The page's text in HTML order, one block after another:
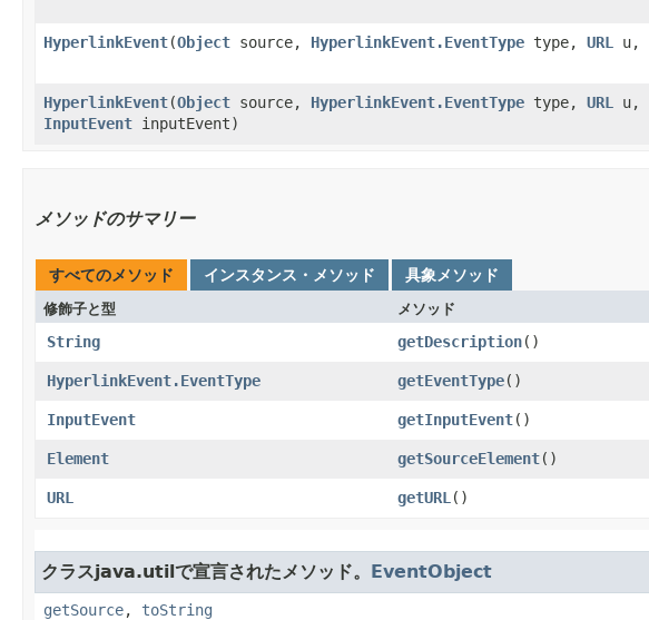
HyperlinkEvent​(Object source, HyperlinkEvent.EventType type, URL u,
HyperlinkEvent​(Object source, HyperlinkEvent.EventType type, URL u,
InputEvent inputEvent)
メソッドのサマリー
すべてのメソッド インスタンス・メソッド 具象メソッド
修飾子と型 メソッド
String getDescription()
HyperlinkEvent.EventType
getEventType()
InputEvent
getInputEvent()
Element
getSourceElement()
URL
getURL ()
クラスjava.utilで宣言されたメソッド。 EventObject
getSource, toString